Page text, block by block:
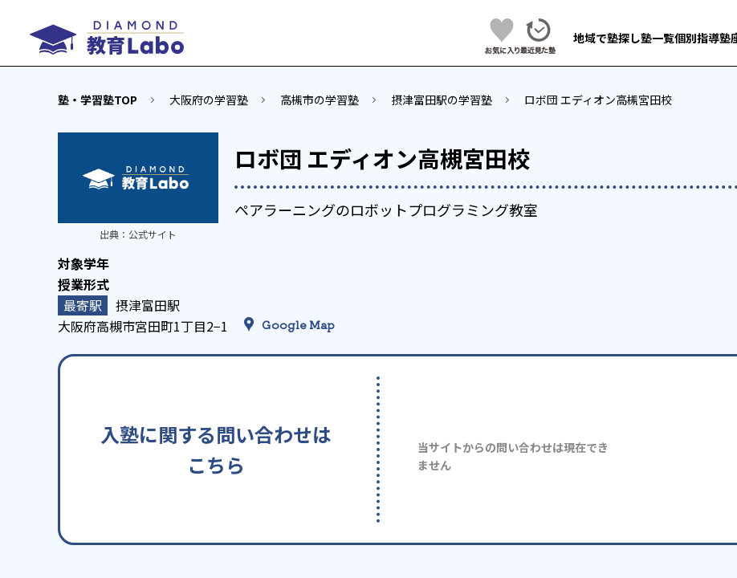
地域で塾探し塾一覧個別指導塾
塾・学習塾TOP 大阪府の学習塾 高槻市の学習塾 摂津富田駅の学習塾 ロボ団 エディオン高槻宮田校
ロボ団 エディオン高槻宮田校
ペアラーニングのロボットプログラミング教室
出典： 公式サイト
摂津富田駅
大阪府高槻市宮田町1丁目2−1
Google Map
入塾に関する問い合わせは
こちら
当サイトからの問い合わせは現在でき
ません